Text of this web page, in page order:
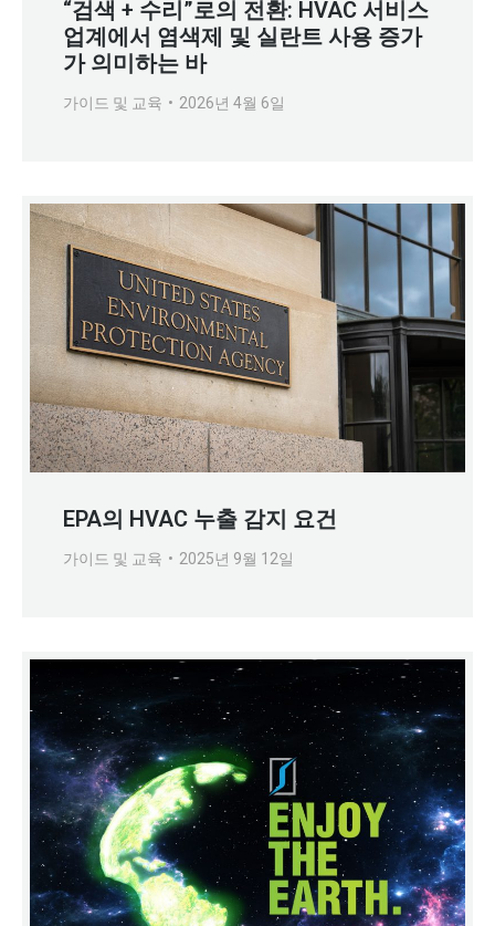
“검색 + 수리”로의 전환: HVAC 서비스
업계에서 염색제 및 실란트 사용 증가
가 의미하는 바
가이드 및 교육 2026년 4월 6일
EPA의 HVAC 누출 감지 요건
가이드 및 교육 2025년 9월 12일